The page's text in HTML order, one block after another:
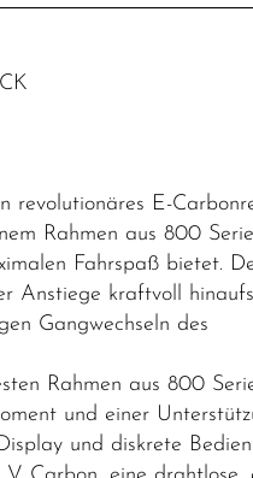
revolutionäres E-
Rahmen aus 800
Fahrspaß bietet.
Anstiege kraftvoll
Gangwechseln des
Rahmen aus 800
und einer
und diskrete